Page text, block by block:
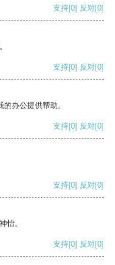
支持[0] 反对[0]
支持[0] 反对[0]
办公提供帮助。
支持[0] 反对[0]
支持[0] 反对[0]
怡。
支持[0] 反对[0]